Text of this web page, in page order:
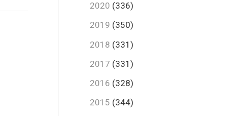
2020 (336)
2019 (350)
2018 (331)
2017 (331)
2016 (328)
2015 (344)